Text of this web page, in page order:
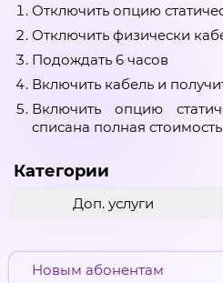
Новым абонентам
Отключить опцию
Отключить физически
Подождать 6 часов
Включить кабель и
Включить опцию
списана полная
Категории
Доп. услуги